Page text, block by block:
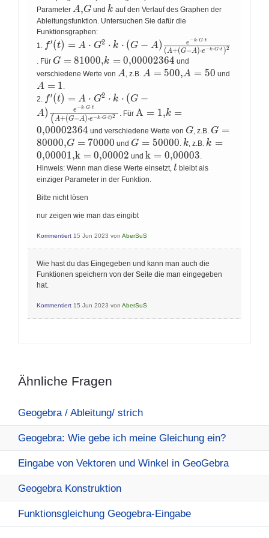
e^{-k \cdot G
\cdot
Parameter A,
G
A,G und k
k auf den Verlauf des Graphen der
Ableitungsfunktion. Untersuchen Sie dafür die
Funktionsgraphen:
1. f^{\prime}
(t)=A \cdot
G^{2} \cdot k
\cdot(G-A)
\frac{e^{-k
\cdot G \cdot
t}}{\left(A+
(G-A) \cdot
e^{-k \cdot G
\cdot
t}\right)^{2}}
f′(t) = A ⋅ G2 ⋅ k ⋅ (G − A) (A+(G−A)⋅e −k⋅G⋅t )2
e −k⋅G⋅t
. Für G=81000,
k=0,00002364
G = 81000,k = 0,00002364 und
verschiedene Werte von A
A , z.B.
A=500,
A = 500,A = 50 und
A = 1
2.
f^{\prime}
(t)=A \cdot
G^{2} \cdot k
\cdot(G-A)
\frac{e^{-k
\cdot G \cdot
t}}{\left(A+
(G-A) \cdot
e^{-k \cdot G
t)^{2}}\right.}
f′(t) = A ⋅ G2 ⋅ k ⋅ (G −
A) (A+(G−A)⋅e −k⋅G⋅t)2
e −k⋅G⋅t
. Für \mathrm{A}=1,
k=0,00002364
A = 1,k =
0,00002364 und verschiedene Werte von G
G , z.B. G=80000,
G=70000
G =
80000,G = 70000 undG=50000
G = 50000 k
k , z.B. k=0,00001,
k =
0,00001,k = 0,00002 und \mathrm{k}=0,00003
k = 0,00003
Hinweis: Wenn man diese Werte einsetzt, t
t bleibt als
einziger Parameter in der Funktion.
Bitte nicht lösen
nur zeigen wie man das eingibt
Kommentiert 15 Jun 2023 von AberSuS
Wie hast du das Eingegeben und kann man auch die
Funktionen speichern von der Seite die man eingegeben
hat.
Kommentiert 15 Jun 2023 von AberSuS
Ähnliche Fragen
Geogebra / Ableitung/ strich
Geogebra: Wie gebe ich meine Gleichung ein?
Eingabe von Vektoren und Winkel in GeoGebra
Geogebra Konstruktion
Funktionsgleichung Geogebra-Eingabe